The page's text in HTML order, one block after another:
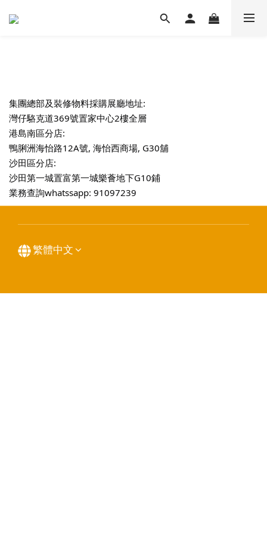
集團總部及裝修物料採購展廳地址:
灣仔駱克道369號置家中心2樓全層
港島南區分店:
鴨脷洲海怡路12A號, 海怡西商場, G30舖
沙田區分店:
沙田第一城置富第一城樂薈地下G10鋪
業務查詢whatssapp: 91097239
繁體中文